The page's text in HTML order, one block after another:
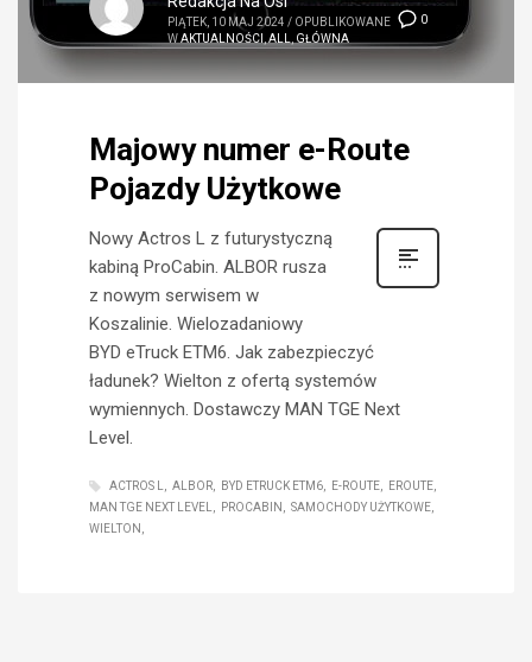
0
PIĄTEK, 10 MAJ 2024 / OPUBLIKOWANE
WAKTUALNOŚCI ALL GŁÓWNA
Majowy numer e-Route
Pojazdy Użytkowe
Nowy Actros L z futurystyczną
kabiną ProCabin. ALBOR rusza
z nowym serwisem w
Koszalinie. Wielozadaniowy
BYD eTruck ETM6. Jak zabezpieczyć
ładunek? Wielton z ofertą systemów
wymiennych. Dostawczy MAN TGE Next
Level.
ACTROS L ALBOR BYD ETRUCK ETM6 E-ROUTE
EROUTE
MAN TGE NEXT LEVEL
PROCABIN
SAMOCHODY UŻYTKOWE
WIELTON